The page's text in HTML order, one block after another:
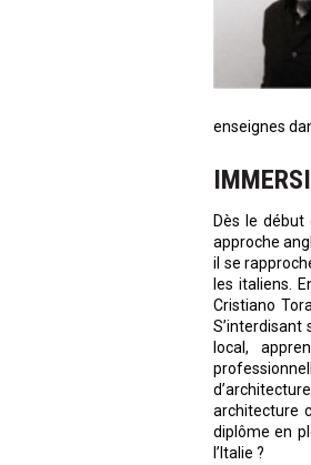
enseignes
Dès le début
approche
il se
les italiens.
Cristiano
S’interdisant
local,
architecture
diplôme en
l’Italie ?